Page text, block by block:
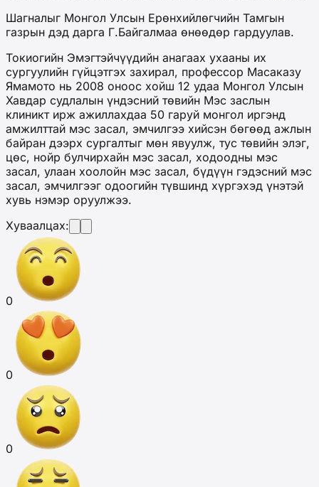
Шагналыг Монгол Улсын Ерөнхийлөгчийн Тамгын
газрын дэд дарга Г.Байгалмаа өнөөдөр гардуулав.
Токиогийн Эмэгтэйчүүдийн анагаах ухааны их
сургуулийн гүйцэтгэх захирал, профессор Масаказу
Ямамото нь 2008 оноос хойш 12 удаа Монгол Улсын
Хавдар судлалын үндэсний төвийн Мэс заслын
клиникт ирж ажиллахдаа 50 гаруй монгол иргэнд
амжилттай мэс засал, эмчилгээ хийсэн бөгөөд ажлын
байран дээрх сургалтыг мөн явуулж, тус төвийн элэг,
цөс, нойр булчирхайн мэс засал, ходоодны мэс
засал, улаан хоолойн мэс засал, бүдүүн гэдэсний мэс
засал, эмчилгээг одоогийн түвшинд хүргэхэд үнэтэй
хувь нэмэр оруулжээ.
Хуваалцах:
0
0
0